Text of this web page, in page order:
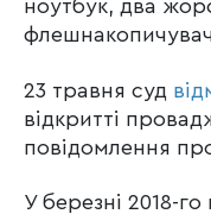
ноутбук, два
23 травня суд
відкритті
повідомлення
У березні 2018-